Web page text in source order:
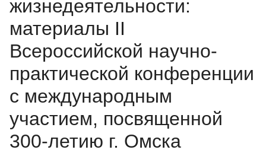
жизнедеятельности:
материалы II
Всероссийской научно-
практической конференции
с международным
участием, посвященной
300-летию г. Омска